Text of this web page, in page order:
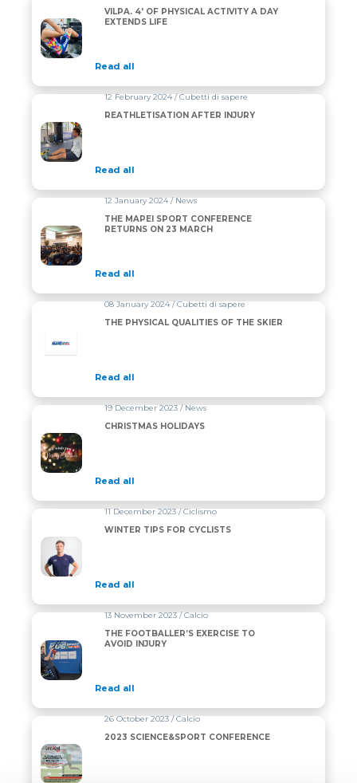
VILPA. 4′ OF PHYSICAL ACTIVITY A DAY
EXTENDS LIFE
Read all
12 February 2024 / Cubetti di sapere
REATHLETISATION AFTER INJURY
Read all
12 January 2024 / News
THE MAPEI SPORT CONFERENCE
RETURNS ON 23 MARCH
Read all
08 January 2024 / Cubetti di sapere
THE PHYSICAL QUALITIES OF THE SKIER
Read all
19 December 2023 / News
CHRISTMAS HOLIDAYS
Read all
11 December 2023 / Ciclismo
WINTER TIPS FOR CYCLISTS
Read all
13 November 2023 / Calcio
THE FOOTBALLER’S EXERCISE TO
AVOID INJURY
Read all
26 October 2023 / Calcio
2023 SCIENCE&SPORT CONFERENCE